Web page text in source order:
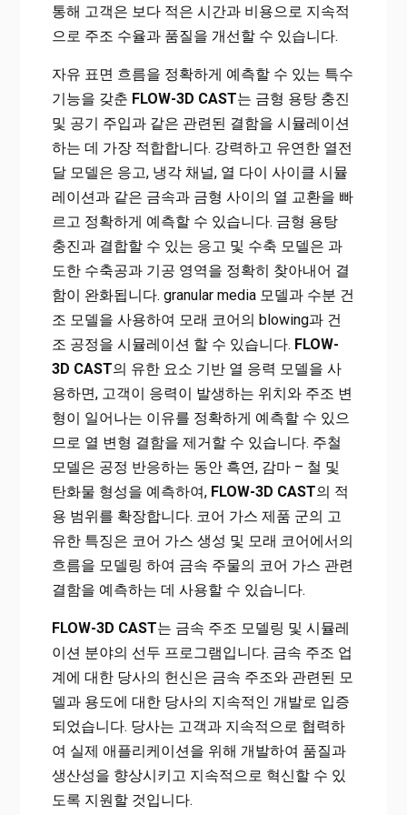
통해 고객은 보다 적은 시간과 비용으로 지속적
으로 주조 수율과 품질을 개선할 수 있습니다.
자유 표면 흐름을 정확하게 예측할 수 있는 특수
기능을 갖춘 FLOW-3D CAST는 금형 용탕 충진
및 공기 주입과 같은 관련된 결함을 시뮬레이션
하는 데 가장 적합합니다. 강력하고 유연한 열전
달 모델은 응고, 냉각 채널, 열 다이 사이클 시뮬
레이션과 같은 금속과 금형 사이의 열 교환을 빠
르고 정확하게 예측할 수 있습니다. 금형 용탕
충진과 결합할 수 있는 응고 및 수축 모델은 과
도한 수축공과 기공 영역을 정확히 찾아내어 결
함이 완화됩니다. granular media 모델과 수분 건
조 모델을 사용하여 모래 코어의 blowing과 건
조 공정을 시뮬레이션 할 수 있습니다. FLOW-
3D CAST의 유한 요소 기반 열 응력 모델을 사
용하면, 고객이 응력이 발생하는 위치와 주조 변
형이 일어나는 이유를 정확하게 예측할 수 있으
므로 열 변형 결함을 제거할 수 있습니다. 주철
모델은 공정 반응하는 동안 흑연, 감마 – 철 및
탄화물 형성을 예측하여, FLOW-3D CAST의 적
용 범위를 확장합니다. 코어 가스 제품 군의 고
유한 특징은 코어 가스 생성 및 모래 코어에서의
흐름을 모델링 하여 금속 주물의 코어 가스 관련
결함을 예측하는 데 사용할 수 있습니다.
FLOW-3D CAST는 금속 주조 모델링 및 시뮬레
이션 분야의 선두 프로그램입니다. 금속 주조 업
계에 대한 당사의 헌신은 금속 주조와 관련된 모
델과 용도에 대한 당사의 지속적인 개발로 입증
되었습니다. 당사는 고객과 지속적으로 협력하
여 실제 애플리케이션을 위해 개발하여 품질과
생산성을 향상시키고 지속적으로 혁신할 수 있
도록 지원할 것입니다.